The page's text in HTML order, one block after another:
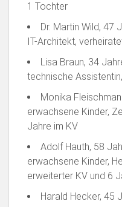
1 Tochter
Dr. Martin Wild, 47
IT-Architekt,
Lisa Braun, 34
technische
Monika
erwachsene Kinder,
Jahre im KV
Adolf Hauth, 58
erwachsene Kinder,
erweiterter KV und 6
Harald Hecker, 45